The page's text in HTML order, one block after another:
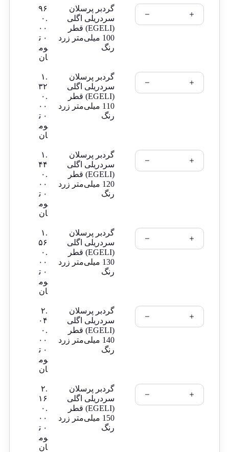
گردبر پرسلان
سردریلی اگلی
(EGELI) قطر
100 میلی‌متر زرد
رنگ
۹۶
۰.
۰۰
۰ ت
وم
ان
گردبر پرسلان
سردریلی اگلی
(EGELI) قطر
110 میلی‌متر زرد
رنگ
۱.
۳۲
۰.
۰۰
۰ ت
وم
ان
گردبر پرسلان
سردریلی اگلی
(EGELI) قطر
120 میلی‌متر زرد
رنگ
۱.
۴۴
۰.
۰۰
۰ ت
وم
ان
گردبر پرسلان
سردریلی اگلی
(EGELI) قطر
130 میلی‌متر زرد
رنگ
۱.
۵۶
۰.
۰۰
۰ ت
وم
ان
گردبر پرسلان
سردریلی اگلی
(EGELI) قطر
140 میلی‌متر زرد
رنگ
۲.
۰۴
۰.
۰۰
۰ ت
وم
ان
گردبر پرسلان
سردریلی اگلی
(EGELI) قطر
150 میلی‌متر زرد
رنگ
۲.
۱۶
۰.
۰۰
۰ ت
وم
ان